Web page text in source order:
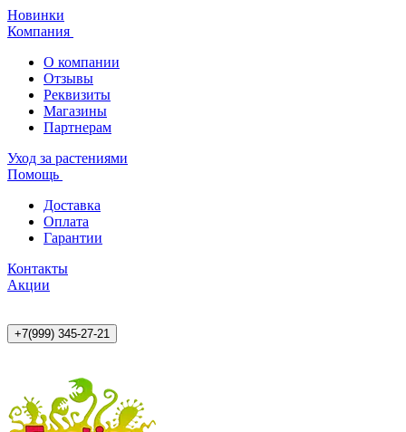
Новинки
Компания
О компании
Отзывы
Реквизиты
Магазины
Партнерам
Уход за растениями
Помощь
Доставка
Оплата
Гарантии
Контакты
Акции
+7(999) 345-27-21